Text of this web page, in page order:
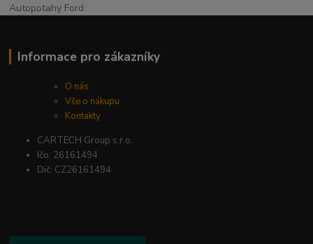
Autopotahy Ford
Informace pro zákazníky
O nás
Vše o nákupu
Kontakty
CARTECH Group s.r.o.
Ičo: 26161494
Dič: CZ26161494